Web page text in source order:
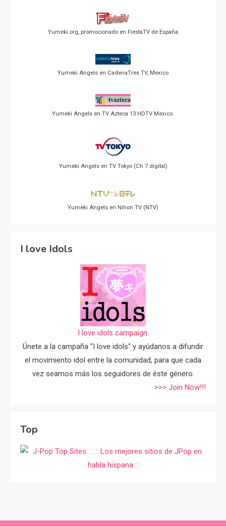
Yumeki.org, promocionado en FiestaTV de España
Yumeki Angels en CadenaTres TV, Mexico
Yumeki Angels en TV Azteca 13 HDTV Mexico.
Yumeki Angels en TV Tokyo (Ch 7 digital)
Yumeki Angels en Nihon TV (NTV)
I love Idols
I love idols campaign.
Únete a la campaña "I love idols" y ayúdanos a difundir
el movimiento idol entre la comunidad, para que cada
vez seamos más los seguidores de éste género.
>>> Join Now!!!
Top